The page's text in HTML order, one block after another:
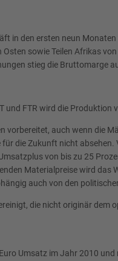
in den ersten neun
sowie Teilen Afrikas
stieg die Bruttomarge
FTR wird die
vorbereitet, auch wenn die
die Zukunft nicht
von bis zu 25
Materialpreise wird
auch von den
die nicht originär
Umsatz im Jahr 2010